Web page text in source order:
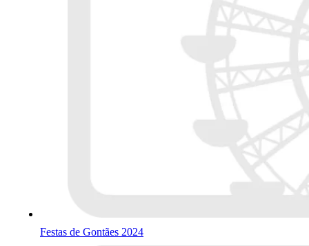
Festas de Gontães 2024